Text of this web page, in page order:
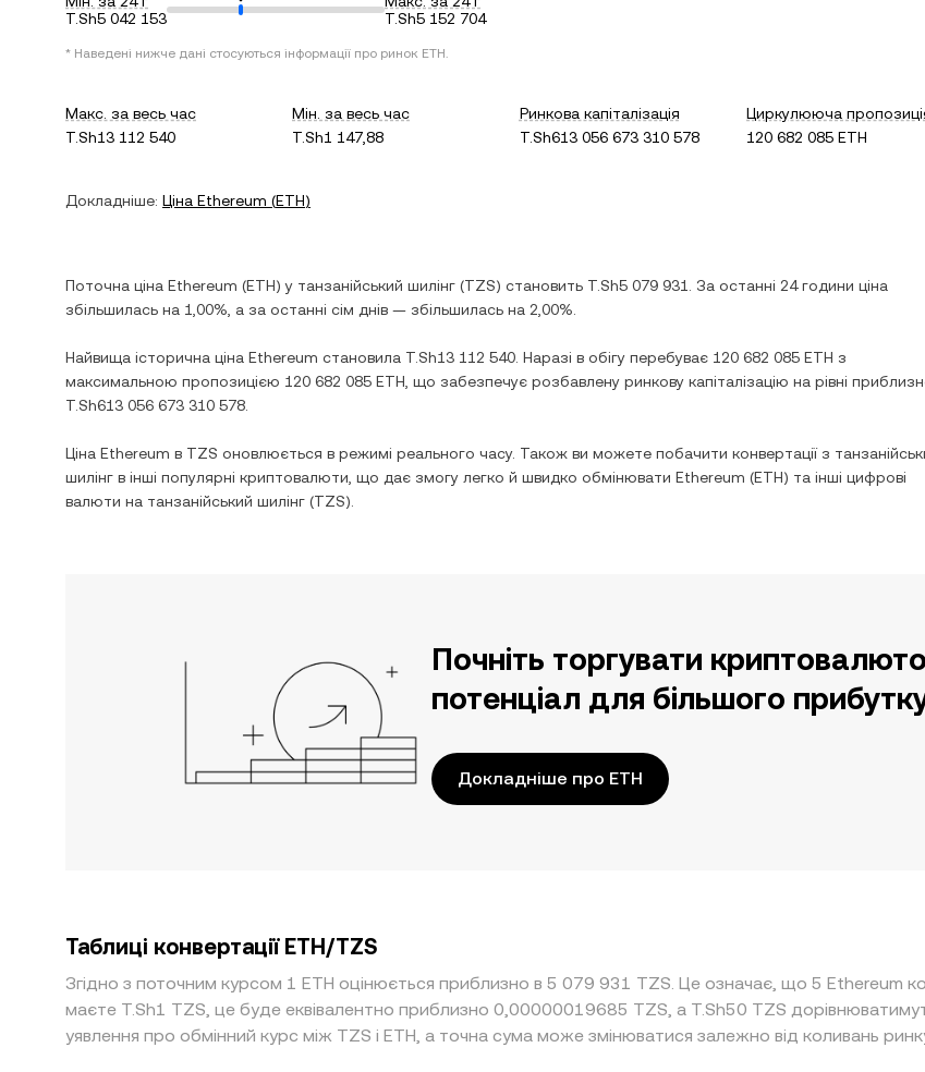
T.Sh5 042 153
T.Sh5 152 704
* Наведені нижче дані стосуються інформації про ринок ETH.
Макс. за весь час
T.Sh13 112 540
Мін. за весь час
T.Sh1 147,88
Ринкова капіталізація
T.Sh613 056 673 310 578
Циркулююча
120 682 085 ETH
Докладніше: Ціна Ethereum (ETH)
Поточна ціна Ethereum (ETH) у танзанійський шилінг (TZS) становить T.Sh5 079 931
. За останні 24 години ціна
збільшилась на 1,00% , а за останні сім днів — збільшилась на 2,00%
Найвища історична ціна Ethereum становила T.Sh13 112 540 . Наразі в обігу перебуває 120 682 085 ETH з
максимальною пропозицією 120 682 085 ETH , що забезпечує розбавлену ринкову капіталізацію на рівні
T.Sh613 056 673 310 578
Ціна Ethereum в TZS оновлюється в режимі реального часу. Також ви можете побачити конвертації з
шилінг в інші популярні криптовалюти, що дає змогу легко й швидко обмінювати Ethereum (ETH) та інші цифрові
валюти на танзанійський шилінг (TZS).
Почніть торгувати
потенціал для більшого
Докладніше про ETH
Таблиці конвертації ETH/TZS
Згідно з поточним курсом 1 ETH оцінюється приблизно в 5 079 931 TZS. Це означає, що 5
маєте T.Sh1 TZS, це буде еквівалентно приблизно 0,00000019685 TZS, а T.Sh50 TZS
уявлення про обмінний курс між TZS і ETH, а точна сума може змінюватися залежно від коливань